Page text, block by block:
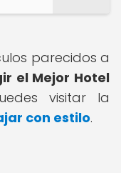
parecidos a
el Mejor Hotel
visitar la
con estilo.